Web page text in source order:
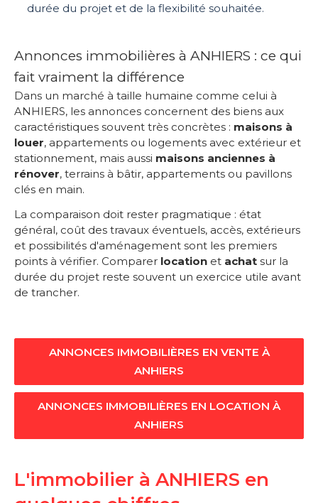
durée du projet et de la flexibilité souhaitée.
Annonces immobilières à ANHIERS : ce qui
fait vraiment la différence
Dans un marché à taille humaine comme celui à
ANHIERS, les annonces concernent des biens aux
caractéristiques souvent très concrètes : maisons à
louer, appartements ou logements avec extérieur et
stationnement, mais aussi maisons anciennes à
rénover, terrains à bâtir, appartements ou pavillons
clés en main.
La comparaison doit rester pragmatique : état
général, coût des travaux éventuels, accès, extérieurs
et possibilités d'aménagement sont les premiers
points à vérifier. Comparer location et achat sur la
durée du projet reste souvent un exercice utile avant
de trancher.
ANNONCES IMMOBILIÈRES EN VENTE À
ANHIERS
ANNONCES IMMOBILIÈRES EN LOCATION À
ANHIERS
L'immobilier à ANHIERS en